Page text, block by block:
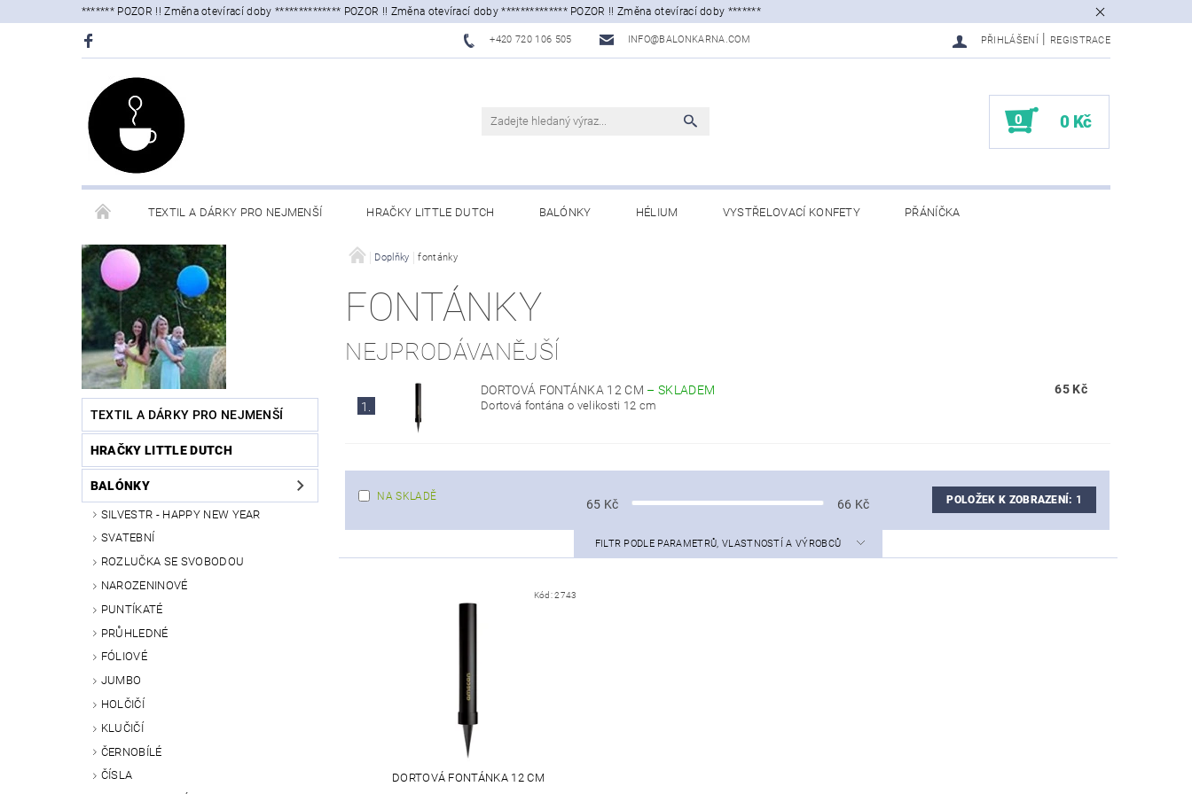
******* POZOR !! Změna otevírací doby ************** POZOR !! Změna otevírací doby ************** POZOR !! Změna otevírací doby *******
+420 720 106 505 INFO@BALONKARNA.COM PŘIHLÁŠENÍ REGISTRACE
0 0 Kč
TEXTIL A DÁRKY PRO NEJMENŠÍ HRAČKY LITTLE DUTCH BALÓNKY HÉLIUM VYSTŘELOVACÍ KONFETY PŘÁNÍČKA
DOPLŇKY OSLAVY OBCHODNÍ PODMÍNKY
TEXTIL A DÁRKY PRO NEJMENŠÍ
HRAČKY LITTLE DUTCH
BALÓNKY
SILVESTR - HAPPY NEW YEAR
SVATEBNÍ
ROZLUČKA SE SVOBODOU
NAROZENINOVÉ
PUNTÍKATÉ
PRŮHLEDNÉ
FÓLIOVÉ
JUMBO
HOLČIČÍ
KLUČIČÍ
ČERNOBÍLÉ
ČÍSLA
Doplňky fontánky
FONTÁNKY
NEJPRODÁVANĚJŠÍ
1.
DORTOVÁ FONTÁNKA 12 CM – SKLADEM
Dortová fontána o velikosti 12 cm
65 Kč
NA SKLADĚ
65 Kč 66 Kč POLOŽEK K ZOBRAZENÍ: 1
FILTR PODLE PARAMETRŮ, VLASTNOSTÍ A VÝROBCŮ
Kód:2743
DORTOVÁ FONTÁNKA 12 CM